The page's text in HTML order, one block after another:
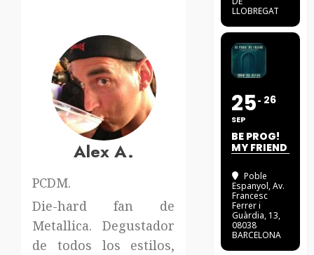
Alex A.
PCDM.
Die-hard fan de
Metallica. Degustador
de todos los estilos,
LLOBREGAT
25
SEP
26
BE PROG!
MY FRIEND
Poble
Espanyol, Av.
Francesc
Ferrer i
Guàrdia, 13,
08038
BARCELONA